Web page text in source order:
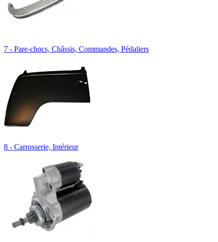
7 - Pare-chocs, Châssis, Commandes, Pédaliers
8 - Carrosserie, Intérieur